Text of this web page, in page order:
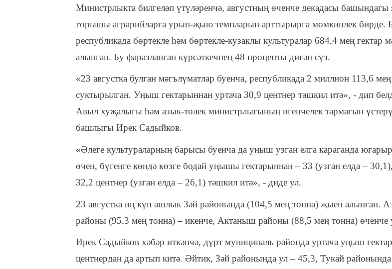
Министрлыкта билгеләп үтүләренчә, августның өченче декадасы
торышы аграрийларга урып-җыю темпларын арттырырга мөмкинлек бирде.
республикада бөртекле һәм бөртекле-кузаклы культуралар 684,4 мең гектар
алынган. Бу фаразланган күрсәткечнең 48 проценты дигән сүз.
«23 августка булган мәгълүматлар буенча, республикада 2 миллион 113,6
суктырылган. Уңыш гектарыннан уртача 30,9 центнер тәшкил итә», - дип
Авыл хуҗалыгы һәм азык-төлек министрлыгының игенчелек тармагын
башлыгы Ирек Садыйков.
«Әлеге культураларның барысы буенча да уңыш узган елга караганда
өчен, бүгенге көндә көзге бодай уңышы гектарыннан – 33 (узган елда –
32,2 центнер (узган елда – 26,1) тәшкил итә», - диде ул.
23 августка иң күп ашлык Зәй районында (104,5 мең тонна) җыеп алынган.
районы (95,3 мең тонна) – икенче, Актаныш районы (88,5 мең тонна) өченче
Ирек Садыйков хәбәр иткәнчә, дүрт муниципаль районда уртача уңыш
центнердан да артып китә. Әйтик, Зәй районында ул – 45,3, Тукай